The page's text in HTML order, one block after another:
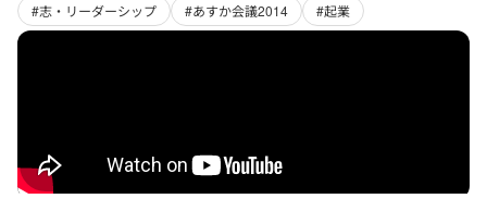
#志・リーダーシップ #あすか会議2014 #起業